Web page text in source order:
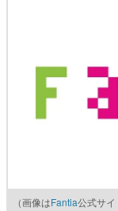
（画像はFantia公式サイ